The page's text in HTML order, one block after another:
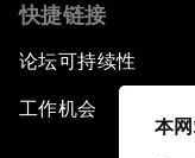
本
快捷链接
论坛可持续性
工作机会